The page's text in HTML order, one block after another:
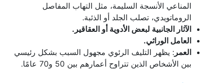
المناعي الأنسجة السليمة، مثل التهاب المفاصل
الروماتويدي، تصلب الجلد أو الذئبة.
الآثار الجانبية لبعض الأدوية أو العقاقير.
العامل الوراثي.
العمر : يظهر التليف الرئوي مجهول السبب بشكل رئيسي
بين الأشخاص الذين تتراوح أعمارهم بين 50 و70 عامًا.